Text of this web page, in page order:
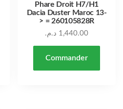
Phare Droit H7/H1
Dacia Duster Maroc 13-
> = 260105828R
1,440.00 د.م.
Commander